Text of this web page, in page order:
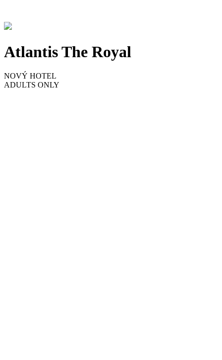
Atlantis The Royal
NOVÝ HOTEL
ADULTS ONLY